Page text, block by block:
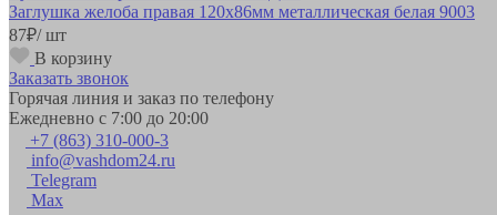
Заглушка желоба правая 120х86мм металлическая белая 9003
87₽/ шт
В корзину
Заказать звонок
Горячая линия и заказ по телефону
Ежедневно с 7:00 до 20:00
+7 (863) 310-000-3
info@vashdom24.ru
Telegram
Max